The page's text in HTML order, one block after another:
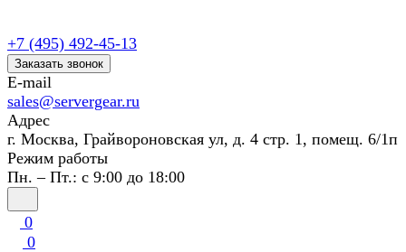
+7 (495) 492-45-13
Заказать звонок
E-mail
sales@servergear.ru
Адрес
г. Москва, Грайвороновская ул, д. 4 стр. 1, помещ. 6/1п
Режим работы
Пн. – Пт.: с 9:00 до 18:00
0
0